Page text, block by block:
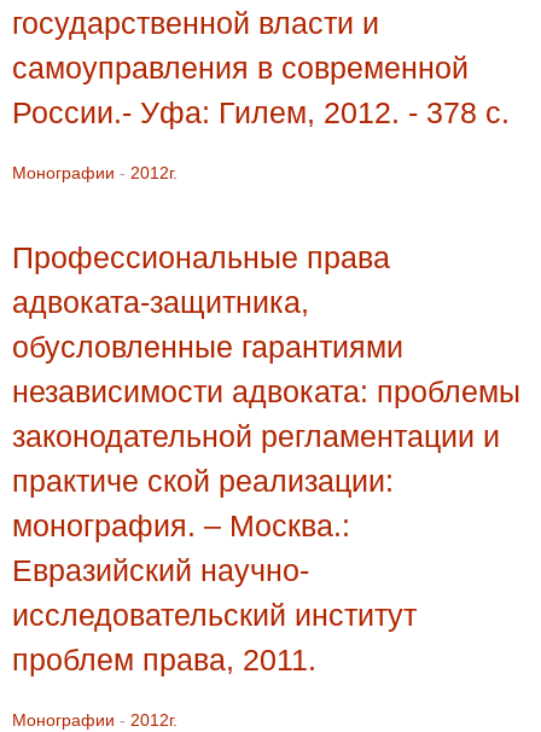
государственной власти и
самоуправления в современной
России.- Уфа: Гилем, 2012. - 378 с.
Монографии - 2012г.
Профессиональные права
адвоката-защитника,
обусловленные гарантиями
независимости адвоката: проблемы
законодательной регламентации и
практиче ской реализации:
монография. – Москва.:
Евразийский научно-
исследовательский институт
проблем права, 2011.
Монографии - 2012г.